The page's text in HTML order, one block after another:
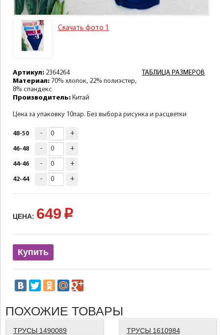
Скачать фото 1
ТАБЛИЦА РАЗМЕРОВ
Артикул: 2364264
Материал: 70% хлопок, 22% полиэстер,
8% спандекс
Производитель: Китай
Цена за упаковку 10пар. Без выбора рисунка и расцветки
48-50 - +
46-48 - +
44-46 - +
42-44 - +
ЦЕНА: 649 p
Купить
ПОХОЖИЕ ТОВАРЫ
ТРУСЫ 1490089 ТРУСЫ 1610984